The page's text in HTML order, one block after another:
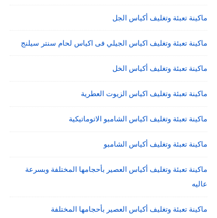
ماكينة تعبئة وتغليف أكياس الجل
ماكينة تعبئة وتغليف اكياس الجيلي فى اكياس لحام سنتر سيلنج
ماكينة تعبئة وتغليف أكياس الخل
ماكينة تعبئة وتغليف اكياس الزيوت العطرية
ماكينة تعبئة وتغليف اكياس الشامبو الاتوماتيكية
ماكينة تعبئة وتغليف أكياس الشامبو
ماكينة تعبئة وتغليف أكياس العصير بأحجامها المختلفة وبسرعة
عاليه
ماكينة تعبئة وتغليف أكياس العصير بأحجامها المختلفة